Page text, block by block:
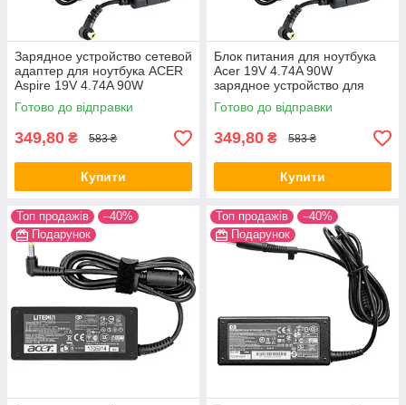
Зарядное устройство сетевой
адаптер для ноутбука ACER
Aspire 19V 4.74A 90W
5.5x1.7mm
Готово до відправки
349,80 ₴ 583 ₴
Купити
Блок питания для ноутбука
Acer 19V 4.74A 90W
зарядное устройство для
ноутбука Acer
Готово до відправки
349,80 ₴ 583 ₴
Купити
Топ продажів
–40%
Подарунок
Топ продажів
–40%
Подарунок